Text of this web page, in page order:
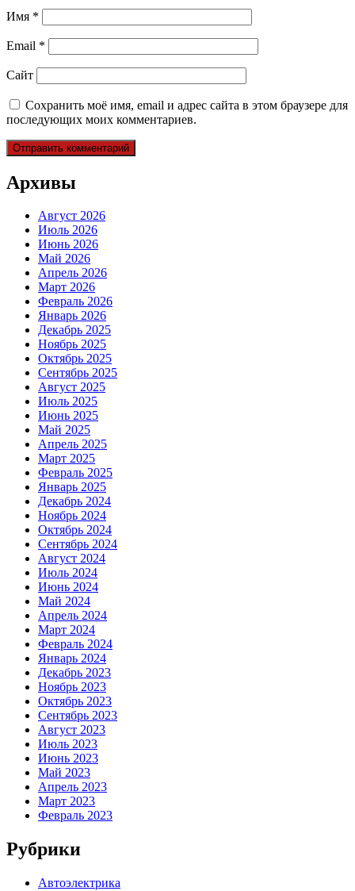
Имя *
Email *
Сайт
Сохранить моё имя, email и адрес сайта в этом браузере для
последующих моих комментариев.
Архивы
Август 2026
Июль 2026
Июнь 2026
Май 2026
Апрель 2026
Март 2026
Февраль 2026
Январь 2026
Декабрь 2025
Ноябрь 2025
Октябрь 2025
Сентябрь 2025
Август 2025
Июль 2025
Июнь 2025
Май 2025
Апрель 2025
Март 2025
Февраль 2025
Январь 2025
Декабрь 2024
Ноябрь 2024
Октябрь 2024
Сентябрь 2024
Август 2024
Июль 2024
Июнь 2024
Май 2024
Апрель 2024
Март 2024
Февраль 2024
Январь 2024
Декабрь 2023
Ноябрь 2023
Октябрь 2023
Сентябрь 2023
Август 2023
Июль 2023
Июнь 2023
Май 2023
Апрель 2023
Март 2023
Февраль 2023
Рубрики
Автоэлектрика